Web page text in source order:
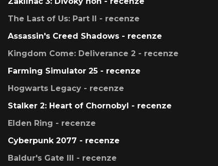
The Last of Us: Part II - recenze
Assassin's Creed Shadows - recenze
Kingdom Come: Deliverance 2 - recenze
Farming Simulator 25 - recenze
Hogwarts Legacy - recenze
Stalker 2: Heart of Chornobyl - recenze
Elden Ring - recenze
Cyberpunk 2077 - recenze
Baldur's Gate III - recenze